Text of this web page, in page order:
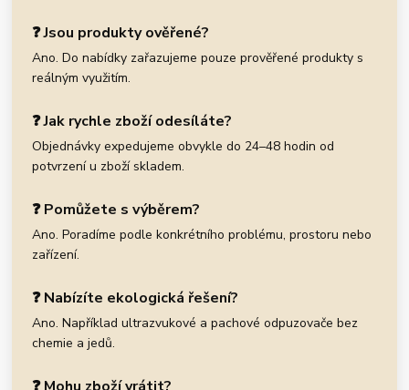
❓ Jsou produkty ověřené?
Ano. Do nabídky zařazujeme pouze prověřené produkty s
reálným využitím.
❓ Jak rychle zboží odesíláte?
Objednávky expedujeme obvykle do 24–48 hodin od
potvrzení u zboží skladem.
❓ Pomůžete s výběrem?
Ano. Poradíme podle konkrétního problému, prostoru nebo
zařízení.
❓ Nabízíte ekologická řešení?
Ano. Například ultrazvukové a pachové odpuzovače bez
chemie a jedů.